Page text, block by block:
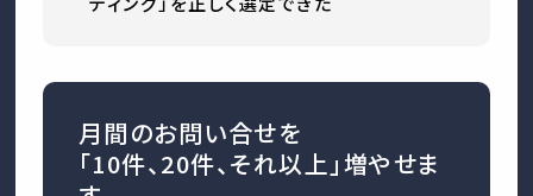
月間のお問い合せを
「10件、20件、それ以上」増やせま